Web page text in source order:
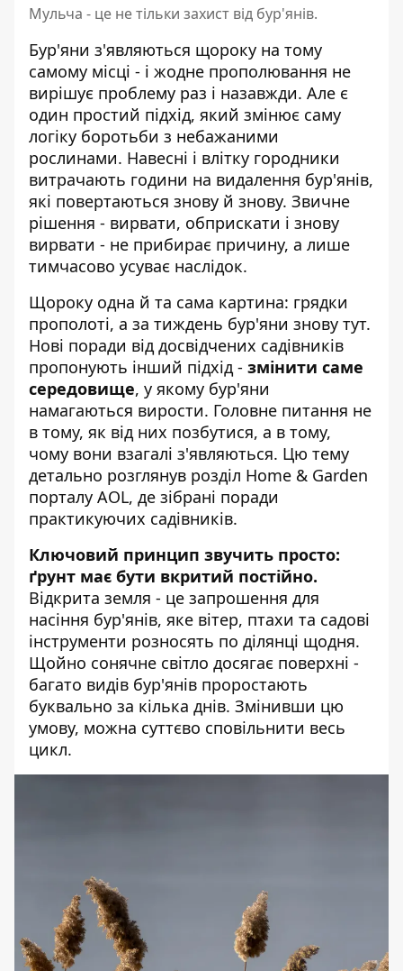
Мульча - це не тільки захист від бур'янів.
Бур'яни з'являються щороку на тому
самому місці - і жодне прополювання не
вирішує проблему раз і назавжди. Але є
один простий підхід, який змінює саму
логіку боротьби з небажаними
рослинами. Навесні і влітку городники
витрачають години на видалення бур'янів,
які повертаються знову й знову. Звичне
рішення - вирвати, обприскати і знову
вирвати - не прибирає причину, а лише
тимчасово усуває наслідок.
Щороку одна й та сама картина: грядки
прополоті, а за тиждень бур'яни знову тут.
Нові поради від досвідчених садівників
пропонують інший підхід - змінити саме
середовище, у якому бур'яни
намагаються вирости. Головне питання не
в тому, як від них позбутися, а в тому,
чому вони взагалі з'являються. Цю тему
детально розглянув розділ Home & Garden
порталу AOL, де зібрані поради
практикуючих садівників.
Ключовий принцип звучить просто:
ґрунт має бути вкритий постійно.
Відкрита земля - це запрошення для
насіння бур'янів, яке вітер, птахи та садові
інструменти розносять по ділянці щодня.
Щойно сонячне світло досягає поверхні -
багато видів бур'янів проростають
буквально за кілька днів. Змінивши цю
умову, можна суттєво сповільнити весь
цикл.